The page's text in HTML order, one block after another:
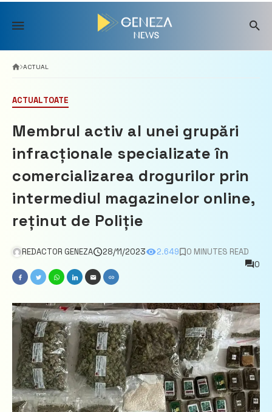
Skip
content
ACTUAL
ACTUALTOATE
Membrul activ al unei grupări
infracționale specializate în
comercializarea drogurilor prin
intermediul magazinelor online,
reținut de Poliție
REDACTOR GENEZA 28/11/2023 2.649
0 MINUTES READ
0